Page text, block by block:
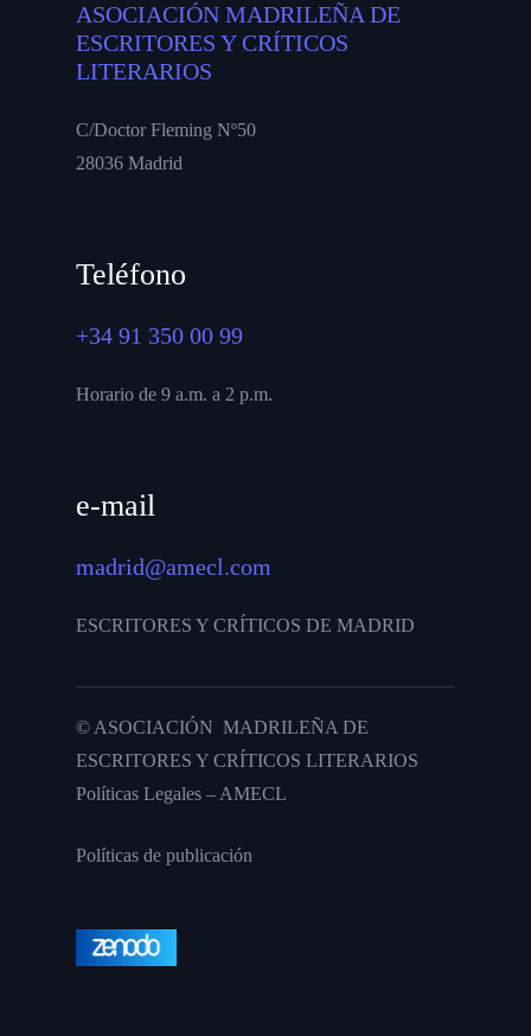
ASOCIACIÓN MADRILEÑA DE
ESCRITORES Y CRÍTICOS
LITERARIOS
C/Doctor Fleming Nº50
28036 Madrid
Teléfono
+34 91 350 00 99
Horario de 9 a.m. a 2 p.m.
e-mail
madrid@amecl.com
ESCRITORES Y CRÍTICOS DE MADRID
© ASOCIACIÓN MADRILEÑA DE
ESCRITORES Y CRÍTICOS LITERARIOS
Políticas Legales – AMECL
Políticas de publicación